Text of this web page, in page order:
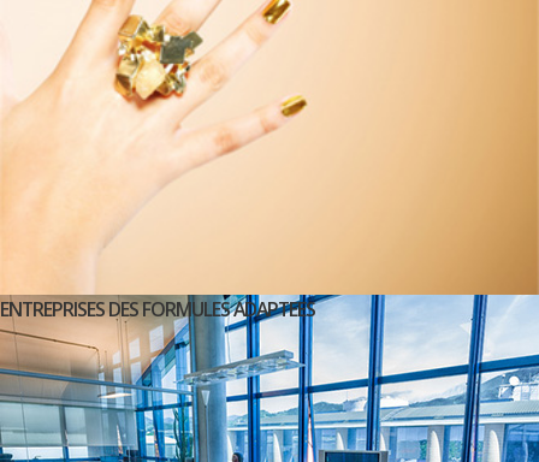
ENTREPRISES DES FORMULES ADAPTEES